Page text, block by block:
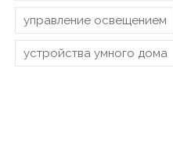
управление освещением
устройства умного дома